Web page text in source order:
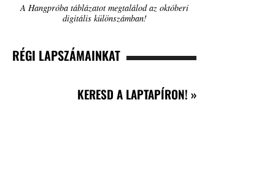
A Hangpróba táblázatot megtalálod az októberi
digitális különszámban!
RÉGI LAPSZÁMAINKAT
KERESD A LAPTAPÍRON! »